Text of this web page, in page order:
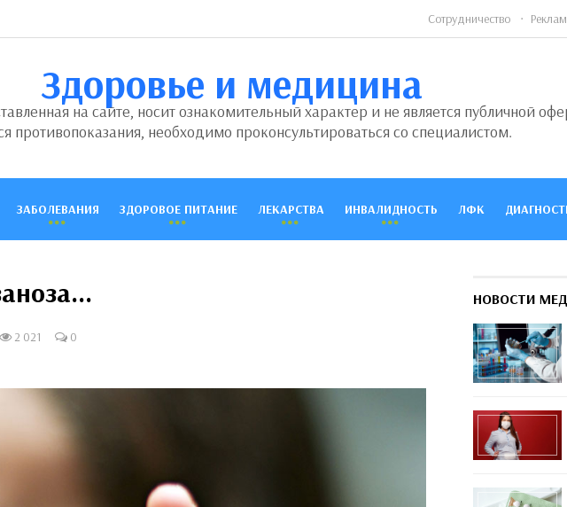
Сотрудничество
Здоровье и медицина
на сайте, носит ознакомительный характер и не является публичной
противопоказания, необходимо проконсультироваться со специалистом.
ЗАБОЛЕВАНИЯ ЗДОРОВОЕ ПИТАНИЕ ЛЕКАРСТВА ИНВАЛИДНОСТЬ ЛФК
2 021 0
НОВОСТИ